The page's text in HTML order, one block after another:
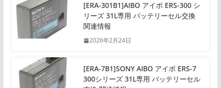
[ERA-301B1]AIBO アイボ ERS-300 シ
リーズ 31L専用 バッテリーセル交換
関連情報
2026年2月24日
[ERA-7B1]SONY AIBO アイボ ERS-7
300シリーズ 31L専用 バッテリーセル